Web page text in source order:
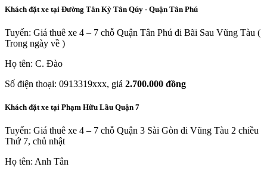
Khách đặt xe tại Đường Tân Kỳ Tân Qúy - Quận Tân Phú
Tuyến: Giá thuê xe 4 – 7 chỗ Quận Tân Phú đi Bãi Sau Vũng Tàu (
Trong ngày về )
Họ tên: C. Đào
Số điện thoại: 0913319xxx, giá 2.700.000 đồng
Khách đặt xe tại Phạm Hữu Lầu Quận 7
Tuyến: Giá thuê xe 4 – 7 chỗ Quận 3 Sài Gòn đi Vũng Tàu 2 chiều
Thứ 7, chủ nhật
Họ tên: Anh Tân